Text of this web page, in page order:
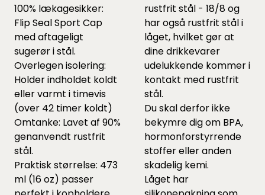
100% lækagesikker:
Flip Seal Sport Cap
med aftageligt
sugerør i stål.
Overlegen isolering:
Holder indholdet koldt
eller varmt i timevis
(over 42 timer koldt)
Omtanke: Lavet af 90%
genanvendt rustfrit
stål.
Praktisk størrelse: 473
ml (16 oz) passer
rustfrit stål - 18/8 og
har også rustfrit stål i
låget, hvilket gør at
dine drikkevarer
udelukkende kommer i
kontakt med rustfrit
stål.
Du skal derfor ikke
bekymre dig om BPA,
hormonforstyrrende
stoffer eller anden
skadelig kemi.
Låget har